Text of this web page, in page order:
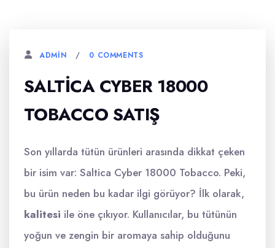
ADMIN 0 COMMENTS
SALTICA CYBER 18000
TOBACCO SATIŞ
Son yıllarda tütün ürünleri arasında dikkat çeken
bir isim var: Saltica Cyber 18000 Tobacco. Peki,
bu ürün neden bu kadar ilgi görüyor? İlk olarak,
kalitesi ile öne çıkıyor. Kullanıcılar, bu tütünün
yoğun ve zengin bir aromaya sahip olduğunu